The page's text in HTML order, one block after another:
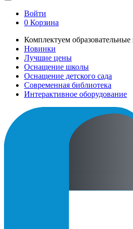
Войти
0 Корзина
Комплектуем
Новинки
Лучшие цены
Оснащение школы
Оснащение детского сада
Современная библиотека
Интерактивное оборудование